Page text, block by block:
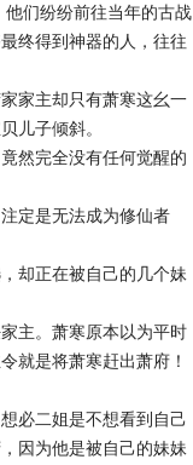
们纷纷前往当年的古战
终得到神器的人，往往
家主却只有萧寒这幺一
儿子倾斜。
然完全没有任何觉醒的
定是无法成为修仙者
却正在被自己的几个妹
主。萧寒原本以为平时
就是将萧寒赶出萧府！
必二姐是不想看到自己
因为他是被自己的妹妹